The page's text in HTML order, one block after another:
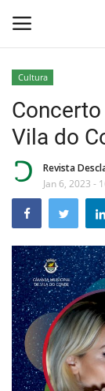
Home
...by Descla
Desporto
Contactos
Sobre Nós
Educação
Estatuto
Cultura
Vila do
Revista
Jan 6, 2023 -